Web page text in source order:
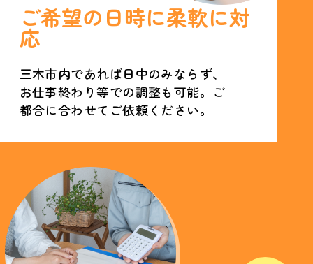
ご希望の日時に柔軟に対
応
三木市内であれば日中のみならず、
お仕事終わり等での調整も可能。ご
都合に合わせてご依頼ください。